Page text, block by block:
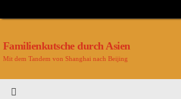
Familienkutsche durch Asien
Mit dem Tandem von Shanghai nach Beijing